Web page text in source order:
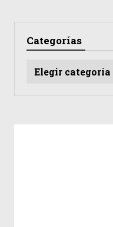
Categorías
Categorías